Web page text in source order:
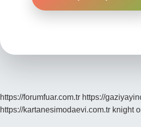
https://forumfuar.com.tr https://
https://kartanesimodaevi.com.tr knight